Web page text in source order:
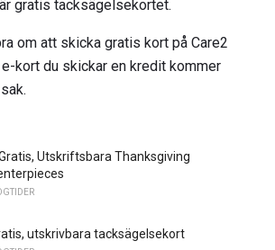
gratis tacksägelsekortet.
om att skicka gratis kort på Care2
kort du skickar en kredit kommer
Utskriftsbara Thanksgiving
utskrivbara tacksägelsekort